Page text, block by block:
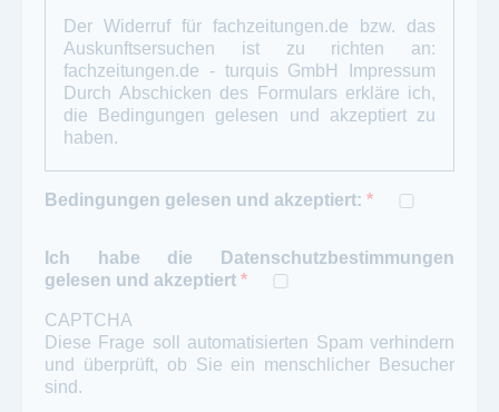
Der Widerruf für fachzeitungen.de bzw. das
Auskunftsersuchen ist zu richten an:
fachzeitungen.de - turquis GmbH
Impressum
Durch Abschicken des Formulars erkläre ich,
die Bedingungen gelesen und akzeptiert zu
haben.
Bedingungen gelesen und akzeptiert: *
Ich habe die Datenschutzbestimmungen
gelesen und akzeptiert *
CAPTCHA
Diese Frage soll automatisierten Spam verhindern
und überprüft, ob Sie ein menschlicher Besucher
sind.